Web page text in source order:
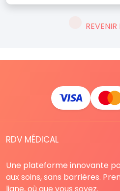
RDV MÉDICAL
Une plateforme innovante
aux soins, sans barrières.